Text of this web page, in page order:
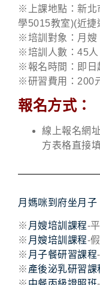
※上課地點：新北
學5015教室)(近捷
※培訓對象：月嫂
※培訓人數：45人
※報名時間：即日
※研習費用：200
報名方式：
線上報名網址
方表格直接
月媽咪到府坐月子
※ 月嫂培訓課程-
※ 月嫂培訓課程-
※ 月子餐研習課程
※ 產後泌乳研習課